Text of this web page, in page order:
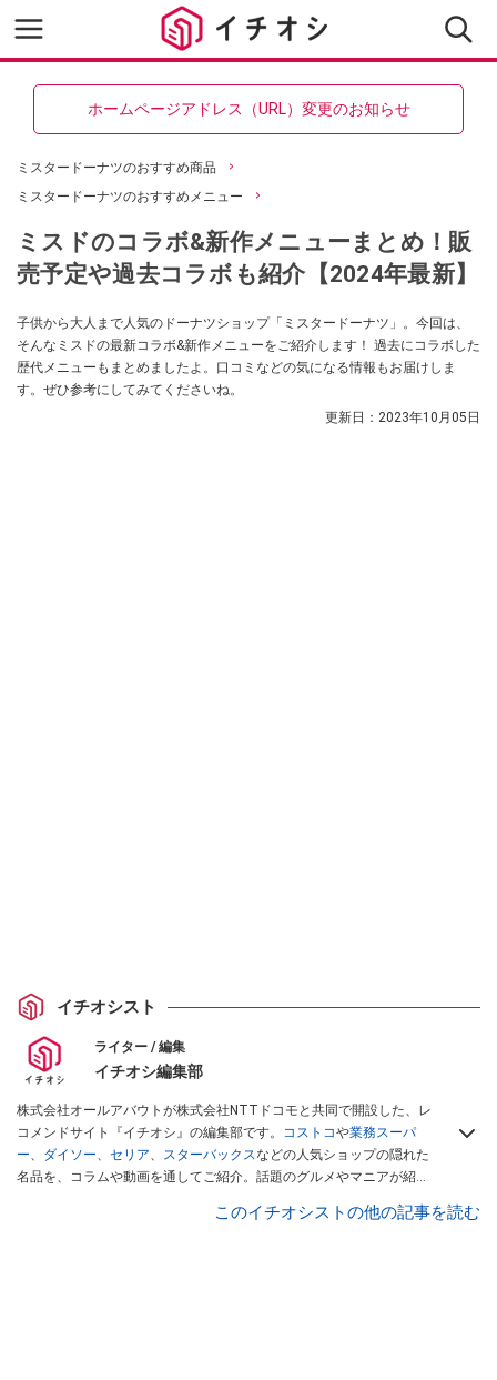
ホームページアドレス（URL）変更のお知らせ
ミスタードーナツのおすすめ商品
ミスタードーナツのおすすめメニュー
ミスドのコラボ&新作メニューまとめ！販
売予定や過去コラボも紹介【2024年最新】
子供から大人まで人気のドーナツショップ「ミスタードーナツ」。今回は、
そんなミスドの最新コラボ&新作メニューをご紹介します！ 過去にコラボした
歴代メニューもまとめましたよ。口コミなどの気になる情報もお届けしま
す。ぜひ参考にしてみてくださいね。
更新日： 2023年10月05日
イチオシスト
ライター / 編集
イチオシ編集部
株式会社オールアバウトが株式会社NTTドコモと共同で開設した、レ
コメンドサイト『イチオシ』の編集部です。 コストコや業務スーパ
ー、 ダイソー、 セリア、 スターバックスなどの人気ショップの隠れた
名品を、コラムや動画を通してご紹介。話題のグルメやマニアが紹介
インフルエンサーが実際に使用してレビューしています。毎日トレン
このイチオシストの他の記事を読む